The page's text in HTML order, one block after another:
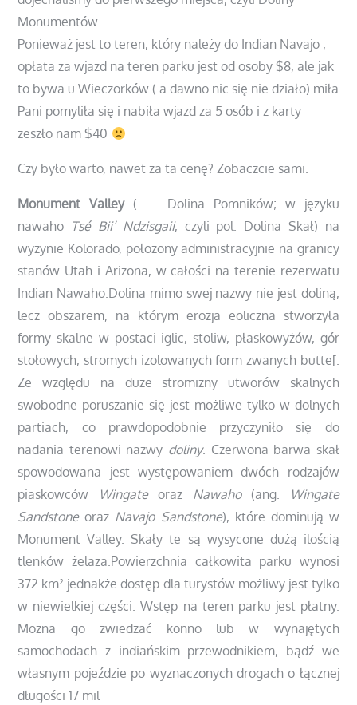
Monumentów.
Ponieważ jest to teren, który należy do Indian Navajo ,
opłata za wjazd na teren parku jest od osoby $8, ale jak
to bywa u Wieczorków ( a dawno nic się nie działo) miła
Pani pomyliła się i nabiła wjazd za 5 osób i z karty
zeszło nam $40
Czy było warto, nawet za ta cenę? Zobaczcie sami.
Monument Valley(
Dolina Pomników; w języku
nawaho Tsé Bii’ Ndzisgaii, czyli pol. Dolina Skał) na
wyżynie Kolorado, położony administracyjnie na granicy
stanów Utah i Arizona, w całości na terenie rezerwatu
Indian Nawaho.Dolina mimo swej nazwy nie jest doliną,
lecz obszarem, na którym erozja eoliczna stworzyła
formy skalne w postaci iglic, stoliw, płaskowyżów, gór
stołowych, stromych izolowanych form zwanych butte[.
Ze względu na duże stromizny utworów skalnych
swobodne poruszanie się jest możliwe tylko w dolnych
partiach, co prawdopodobnie przyczyniło się do
nadania terenowi nazwy doliny. Czerwona barwa skał
spowodowana jest występowaniem dwóch rodzajów
piaskowców
Wingateoraz Nawaho(ang.
Wingate
Sandstoneoraz Navajo Sandstone), które dominują w
Monument Valley. Skały te są wysycone dużą ilością
tlenków żelaza.Powierzchnia całkowita parku wynosi
372 km² jednakże dostęp dla turystów możliwy jest tylko
w niewielkiej części. Wstęp na teren parku jest płatny.
Można go zwiedzać konno lub w wynajętych
samochodach z indiańskim przewodnikiem, bądź we
własnym pojeździe po wyznaczonych drogach o łącznej
długości 17 mil